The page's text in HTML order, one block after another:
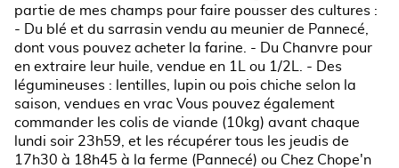
partie de mes champs pour faire pousser des cultures :
- Du blé et du sarrasin vendu au meunier de Pannecé,
dont vous pouvez acheter la farine. - Du Chanvre pour
en extraire leur huile, vendue en 1L ou 1/2L. - Des
légumineuses : lentilles, lupin ou pois chiche selon la
saison, vendues en vrac Vous pouvez également
commander les colis de viande (10kg) avant chaque
lundi soir 23h59, et les récupérer tous les jeudis de
17h30 à 18h45 à la ferme (Pannecé) ou Chez Chope'n